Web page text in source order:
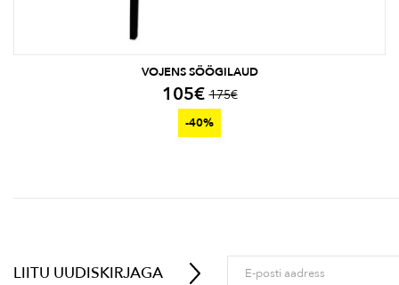
VOJENS SÖÖGILAUD
175€
105€
-40%
LIITU UUDISKIRJAGA